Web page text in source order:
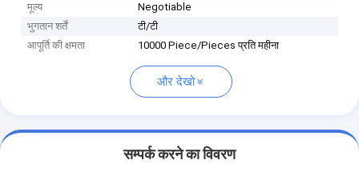
मूल्य
Negotiable
भुगतान शर्तें
टी/टी
आपूर्ति की क्षमता
10000 Piece/Pieces प्रति महीना
और देखो
सम्पर्क करने का विवरण